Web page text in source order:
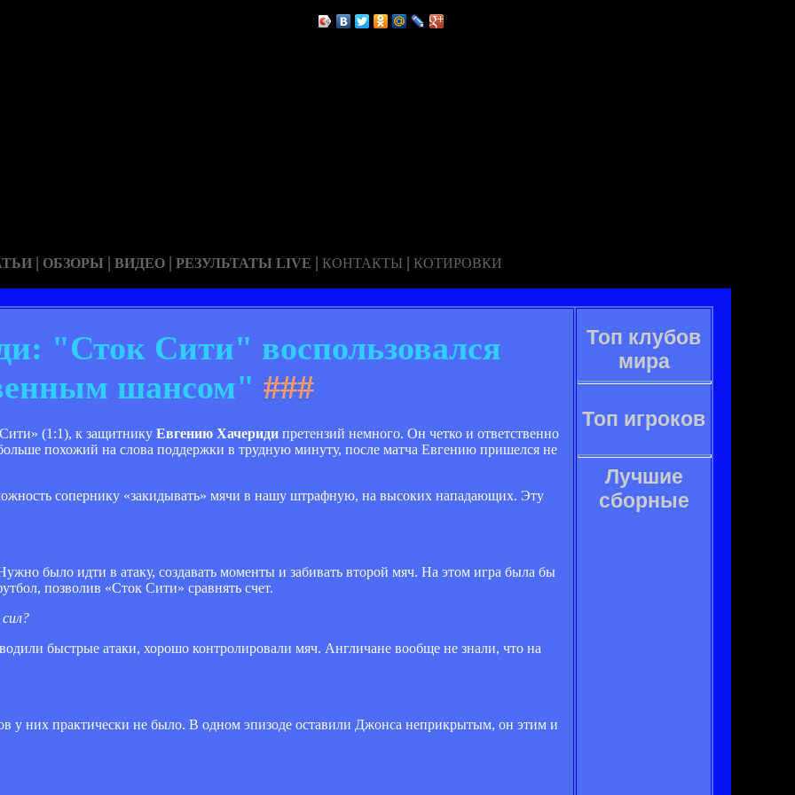
| ОБЗОРЫ | ВИДЕО | РЕЗУЛЬТАТЫ LIVE | КОНТАКТЫ | КОТИРОВКИ
"Сток Сити" воспользовался
шансом" ###
(1:1), к защитнику Евгению Хачериди претензий немного. Он четко и ответственно
похожий на слова поддержки в трудную минуту, после матча Евгению пришелся не
сопернику «закидывать» мячи в нашу штрафную, на высоких нападающих. Эту
было идти в атаку, создавать моменты и забивать второй мяч. На этом игра была бы
позволив «Сток Сити» сравнять счет.
быстрые атаки, хорошо контролировали мяч. Англичане вообще не знали, что на
у них практически не было. В одном эпизоде оставили Джонса неприкрытым, он этим и
Топ клубов
мира
Топ игроков
Лучшие
сборные